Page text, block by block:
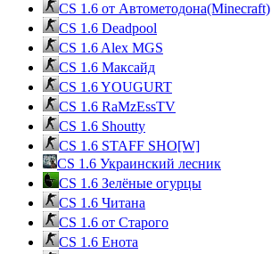
CS 1.6 от Автометодона(Minecraft)
CS 1.6 Deadpool
CS 1.6 Alex MGS
CS 1.6 Максайд
CS 1.6 YOUGURT
CS 1.6 RaMzEssTV
CS 1.6 Shoutty
CS 1.6 STAFF SHO[W]
CS 1.6 Украинский лесник
CS 1.6 Зелёные огурцы
CS 1.6 Читана
CS 1.6 от Cтарого
CS 1.6 Енота